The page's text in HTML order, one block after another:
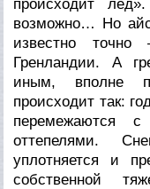
происходит
возможно… Но
известно точно
Гренландии. А
иным, вполне
происходит так:
перемежаются
оттепелями.
уплотняется и
собственной